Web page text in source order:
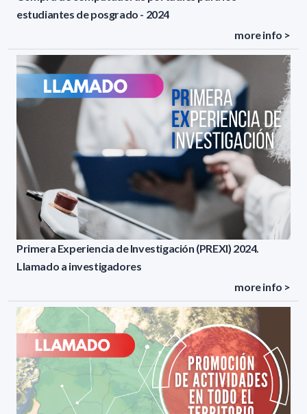
estudiantes de posgrado - 2024
more info >
Primera Experiencia de Investigación (PREXI) 2024.
Llamado a investigadores
more info >